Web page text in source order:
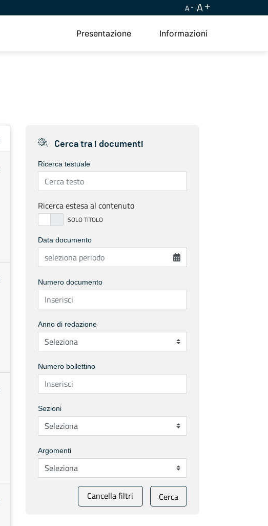
A A
Presentazione Informazioni
Cerca tra i documenti
Ricerca testuale
Ricerca estesa al contenuto
Data documento
Numero documento
Anno di redazione
Numero bollettino
Sezioni
Argomenti
Cancella filtri Cerca